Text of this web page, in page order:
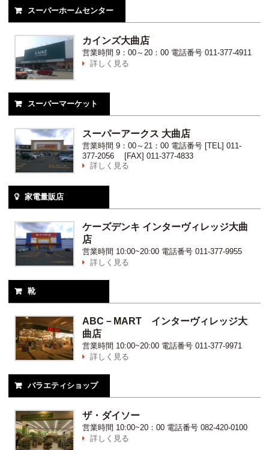
 スーパーホームセンター
カインズ大曲店
営業時間 9：00～20：00 電話番号 011-377-4911
 詳しく見る
 スーパーマーケット
スーパーアークス 大曲店
営業時間 9：00～21：00 電話番号 [TEL] 011-
377-2056 [FAX] 011-377-4833
 詳しく見る
 家電量販店
ケーズデンキ インターヴィレッジ大曲
店
営業時間 10:00~20:00 電話番号 011-377-9955
 詳しく見る
 靴
ABC－MART インターヴィレッジ大
曲店
営業時間 10:00~20:00 電話番号 011-377-9971
 詳しく見る
 バラエティショップ
ザ・ダイソー
営業時間 10:00~20：00 電話番号 082-420-0100
 詳しく見る